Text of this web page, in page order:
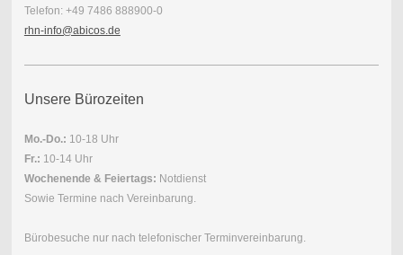
Telefon: +49 7486 888900-0
rhn-info@abicos.de
Unsere Bürozeiten
Mo.-Do.: 10-18 Uhr
Fr.: 10-14 Uhr
Wochenende & Feiertags: Notdienst
Sowie Termine nach Vereinbarung.
Bürobesuche nur nach telefonischer Terminvereinbarung.